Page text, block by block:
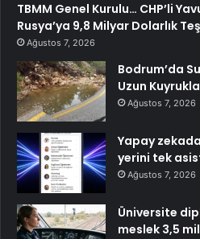
TBMM Genel Kurulu… CHP’li
Rusya’ya 9,8 Milyar Dolarlık
Ağustos 7, 2026
Bodrum’da
Uzun
Ağustos 7, 2026
Yapay
yerini tek
Ağustos 7, 2026
Üniversite
meslek 3,5